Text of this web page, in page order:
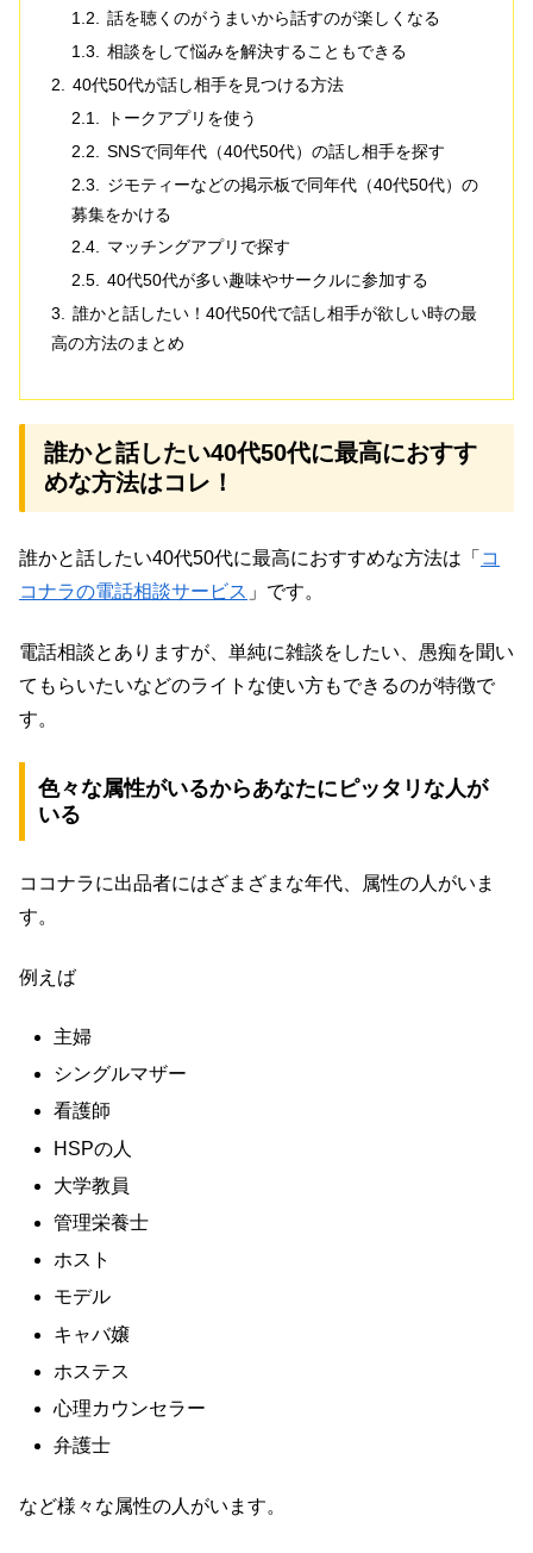
話を聴くのがうまいから話すのが楽しくなる
相談をして悩みを解決することもできる
40代50代が話し相手を見つける方法
トークアプリを使う
SNSで同年代（40代50代）の話し相手を探す
ジモティーなどの掲示板で同年代（40代50代）の
募集をかける
マッチングアプリで探す
40代50代が多い趣味やサークルに参加する
誰かと話したい！40代50代で話し相手が欲しい時の最
高の方法のまとめ
誰かと話したい40代50代に最高におすす
めな方法はコレ！
誰かと話したい40代50代に最高におすすめな方法は「 コ
コナラの電話相談サービス 」です。
電話相談とありますが、単純に雑談をしたい、愚痴を聞い
てもらいたいなどのライトな使い方もできるのが特徴で
す。
色々な属性がいるからあなたにピッタリな人が
いる
ココナラに出品者にはざまざまな年代、属性の人がいま
す。
例えば
主婦
シングルマザー
看護師
HSPの人
大学教員
管理栄養士
ホスト
モデル
キャバ嬢
ホステス
心理カウンセラー
弁護士
など様々な属性の人がいます。